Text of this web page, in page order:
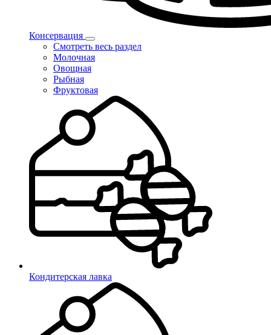
Консервация
Смотреть весь раздел
Молочная
Овощная
Рыбная
Фруктовая
Кондитерская лавка